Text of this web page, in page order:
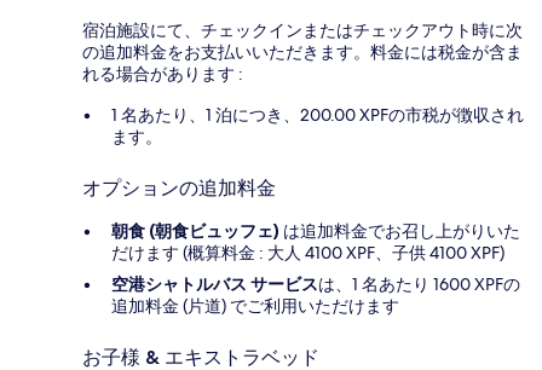
宿泊施設にて、チェックインまたはチェックアウト時に次
の追加料金をお支払いいただきます。料金には税金が含ま
れる場合があります :
1 名あたり、1 泊につき、200.00 XPFの市税が徴収され
ます。
オプションの追加料金
朝食 (朝食ビュッフェ) は追加料金でお召し上がりいた
だけます (概算料金 : 大人 4100 XPF、子供 4100 XPF)
空港シャトルバス サービスは、1 名あたり 1600 XPFの
追加料金 (片道) でご利用いただけます
お子様 & エキストラベッド